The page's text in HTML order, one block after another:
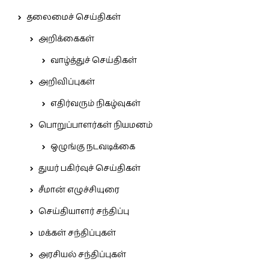
தலைமைச் செய்திகள்
அறிக்கைகள்
வாழ்த்துச் செய்திகள்
அறிவிப்புகள்
எதிர்வரும் நிகழ்வுகள்
பொறுப்பாளர்கள் நியமனம்
ஒழுங்கு நடவடிக்கை
துயர் பகிர்வுச் செய்திகள்
சீமான் எழுச்சியுரை
செய்தியாளர் சந்திப்பு
மக்கள் சந்திப்புகள்
அரசியல் சந்திப்புகள்